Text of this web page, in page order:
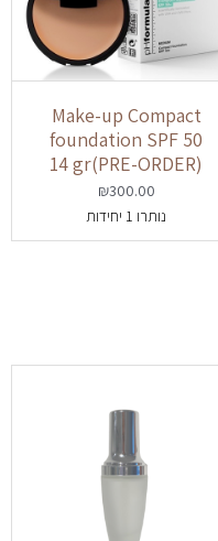
Make-up Compact
foundation SPF 50
(PRE-ORDER)14 gr
₪300.00
נותרו 1 יחידות